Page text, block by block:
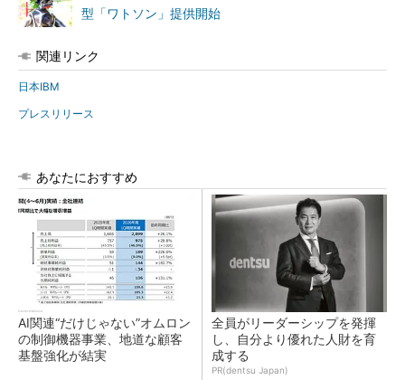
型「ワトソン」提供開始
関連リンク
日本IBM
プレスリリース
あなたにおすすめ
AI関連“だけじゃない”オムロン
の制御機器事業、地道な顧客
基盤強化が結実
全員がリーダーシップを発揮
し、自分より優れた人財を育
成する
PR(dentsu Japan)